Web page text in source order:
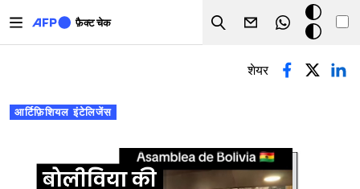
फ़ैक्ट चेक
Search
डार्क
मोड
प्राथमिक टैब्स
आर्टिफ़िशियल इंटेलिजेंस
शेयर